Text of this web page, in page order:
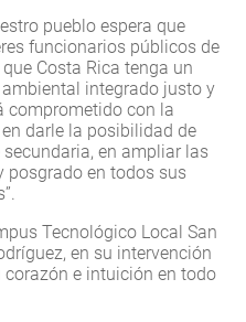
pueblo espera que
funcionarios públicos de
Costa Rica tenga un
integrado justo y
comprometido con la
darle la posibilidad de
en ampliar las
posgrado en todos sus
Tecnológico Local San
en su intervención
e intuición en todo